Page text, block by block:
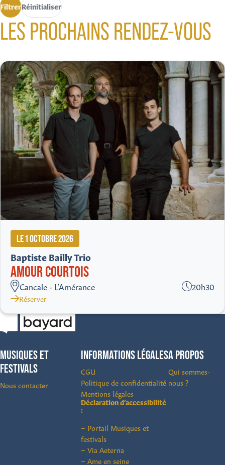
FiltrerRéinitialiser
LES PROCHAINS RENDEZ-VOUS
LE 1 OCTOBRE 2026
Baptiste Bailly Trio
AMOUR COURTOIS
Cancale - L’Amérance 20h30
Réserver
MUSIQUES ET
FESTIVALS
Nous contacter
INFORMATIONS LÉGALES
CGU
Politique de confidentialité
Mentions légales
Déclaration d’accessibilité
:
– Portail Musiques et
festivals
– Via Aeterna
– Ame en seine
A PROPOS
Qui sommes-
nous ?